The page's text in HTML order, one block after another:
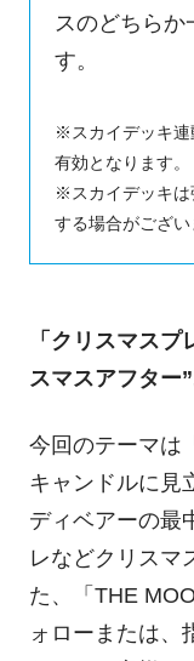
スのどちらか
す。
※スカイデッキ
有効となります。
※スカイデッキは
する場合がござい
「クリスマス
スマスアフター
今回のテーマは
キャンドルに見
ディベアーの最
レなどクリスマ
た、「THE
ォローまたは、